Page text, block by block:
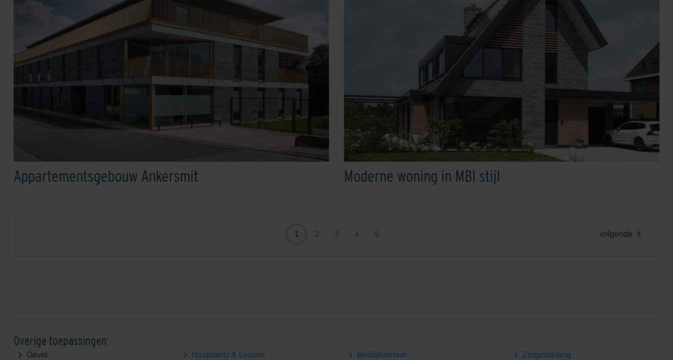
Appartementsgebouw Ankersmit Moderne woning in MBI stijl
1 2 3 4 5 volgende
Overige toepassingen:
Gevel Hospitality & Leisure Bedrijfsterrein Zorginstelling